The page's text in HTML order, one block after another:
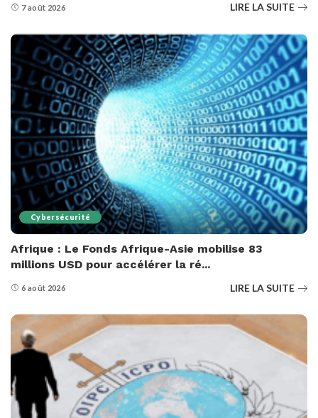
7 août 2026 LIRE LA SUITE
Cybersécurité
Afrique : Le Fonds Afrique-Asie mobilise 83
millions USD pour accélérer la ré...
6 août 2026 LIRE LA SUITE